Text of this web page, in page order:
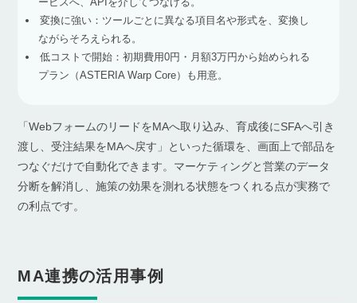
変換に強い：ツールごとに異なる項目名や形式を、変換し
ながらそろえられる。
低コストで開始：初期費用0円・月額3万円から始められる
プラン（ASTERIA Warp Core）も用意。
「WebフォームのリードをMAへ取り込み、育成後にSFAへ引き
渡し、受注結果をMAへ戻す」といった循環を、画面上で部品を
つなぐだけで自動化できます。マーケティングと営業のデータ
分断を解消し、施策の効果を測れる状態をつくれる点が実務で
の利点です。
MA連携の活用事例